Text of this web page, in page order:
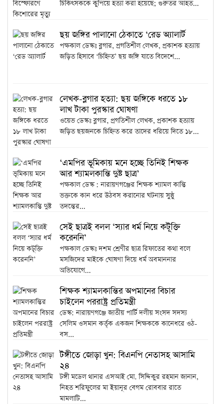
চিকিৎসককে কুপিয়ে হত্যা করা হয়েছে; গুরুতর আহত...
ছয় জঙ্গির পালানো ঠেকাতে ‘রেড অ্যালার্ট
পক্ষকাল ডেস্কঃ ব্লগার, প্রগতিশীল লেখক, প্রকাশক হত্যায়
জড়িত হিসাবে ‘চিহ্নিত’ ছয় জঙ্গি যাতে বিদেশে...
লেখক-ব্লগার হত্যা: ছয় জঙ্গিকে ধরতে ১৮
লাখ টাকা পুরস্কার ঘোষণা
ওয়েভ ডেস্কঃ ব্লগার, প্রগতিশীল লেখক, প্রকাশক হত্যায়
জড়িত ছয়জনকে চিহ্নিত করে তাদের ধরিয়ে দিতে ১৮...
‘এমপির ভূমিকায় মনে হচ্ছে তিনিই শিক্ষক
আর শ্যামলকান্তি দুষ্ট ছাত্র’
পক্ষকাল ডেস্ক : নারায়ণগঞ্জের শিক্ষক শ্যামল কান্তি
ভক্তকে কান ধরে উঠবস করানোর ঘটনায় সুষ্ঠু
তদন্তের...
সেই ছাত্রই বলল ‘স্যার ধর্ম নিয়ে কটূক্তি
করেননি’
পক্ষকাল ডেস্কঃ দশম শ্রেণীর ছাত্র রিফাতের কথা বলে
মসজিদের মাইকে ঘোষণা দিয়ে ধর্ম অবমাননার
অভিযোগে...
শিক্ষক শ্যামলকান্তির অপমানের বিচার
চাইলেন পররাষ্ট্র প্রতিমন্ত্রী
ডেস্ক: নারায়ণগঞ্জে জাতীয় পার্টি দলীয় সংসদ সদস্য
সেলিম ওসমান কর্তৃক একজন শিক্ষককে কানেধরে ওঠ-
বস...
টঙ্গীতে জোড়া খুন: বিএনপি নেতাসহ আসামি
২৪
টঙ্গী মডেল থানার এসআই মো. সিদ্দিকুর রহমান জানান,
নিহত শরিফুলের মা ইয়ানূর বেগম রোববার রাতে
মামলাটি...